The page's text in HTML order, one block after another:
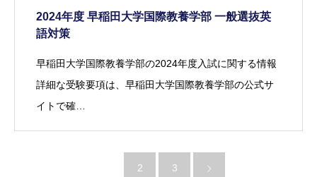
2024年度 早稲田大学国際教養学部 一般選抜英
語対策
早稲田大学国際教養学部の2024年度入試に関する情報
詳細な受験要項は、早稲田大学国際教養学部の公式サ
イトで確…
2 3